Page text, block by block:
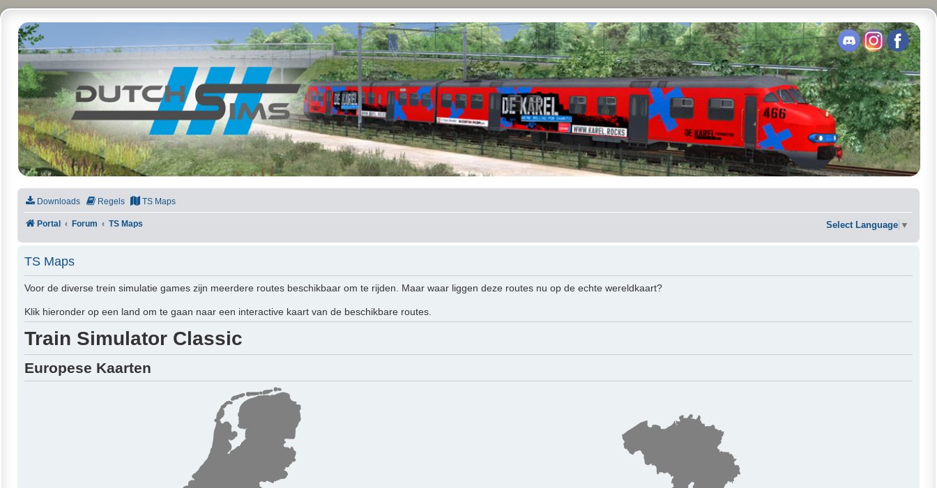
DutchSims
Downloads Regels TS Maps
Portal Forum TS Maps Select Language ▼
TS Maps
Voor de diverse trein simulatie games zijn meerdere routes beschikbaar om te rijden. Maar waar liggen deze routes nu op de echte wereldkaart?
Klik hieronder op een land om te gaan naar een interactive kaart van de beschikbare routes.
Train Simulator Classic
Europese Kaarten